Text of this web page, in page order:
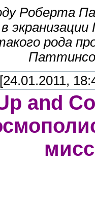
Роберта
в
рода
[24.01.2011,
and